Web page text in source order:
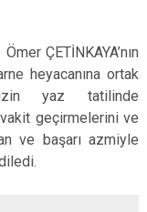
Beylikdüzü
Çekmeköy
Esenyurt
Sancaktepe
Sultangazi
ÇETİNKAYA’nın
heyacanına ortak
yaz tatilinde
geçirmelerini ve
ve başarı azmiyle